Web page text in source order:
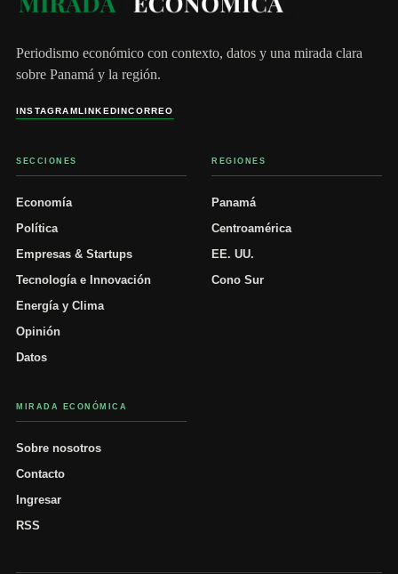
Periodismo económico con contexto, datos y una mirada clara
sobre Panamá y la región.
INSTAGRAM LINKEDINCORREO
SECCIONES
Economía
Política
Empresas & Startups
Tecnología e Innovación
Energía y Clima
Opinión
Datos
REGIONES
Panamá
Centroamérica
EE. UU.
Cono Sur
MIRADA ECONÓMICA
Sobre nosotros
Contacto
Ingresar
RSS